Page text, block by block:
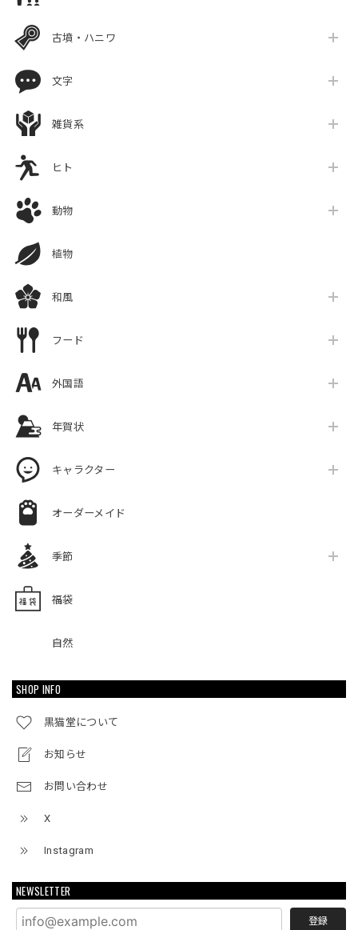
古墳・ハニワ
文字
雑貨系
ヒト
動物
植物
和風
フード
外国語
年賀状
キャラクター
オーダーメイド
季節
福袋
自然
SHOP INFO
黒猫堂について
お知らせ
お問い合わせ
X
Instagram
NEWSLETTER
登録